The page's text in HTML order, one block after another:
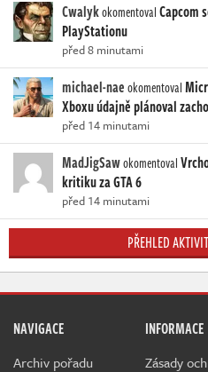
CwalykokomentovalCapcom
PlayStationu
před 8 minutami
michael-naeokomentoval
Xboxu údajně plánoval
před 14 minutami
MadJigSawokomentoval
kritiku za GTA 6
před 14 minutami
PŘEHLED
NAVIGACE
Archiv pořadu
INFORMACE
Zásady